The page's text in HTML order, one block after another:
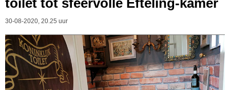
toilet tot sfeervolle Efteling-kamer
30-08-2020, 20.25 uur